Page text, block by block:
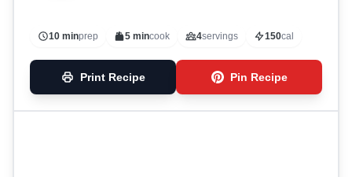
10 minprep 5 mincook 4servings 150cal
Print Recipe Pin Recipe